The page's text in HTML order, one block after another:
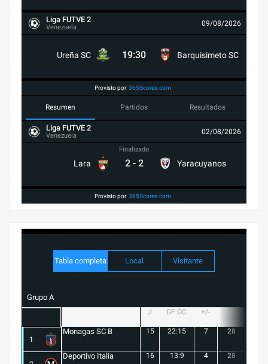
Liga FUTVE 2
Venezuela 09/08/2026
Ureña SC 19:30 Barquisimeto SC
Provisto por 365Scores.com
Resumen Partidos Resultados
Liga FUTVE 2
Venezuela 02/08/2026
Lara
Finalizado
2 - 2 Yaracuyanos
Provisto por 365Scores.com
Tabla completa Local Visitante
Grupo A
J GF:GC +/-
1
Monagas SC B 15 22:15 7 28
Deportivo Italia 16 13:9 4 28